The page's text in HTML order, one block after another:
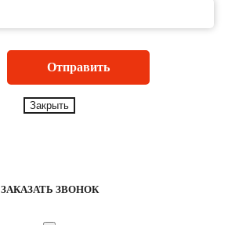
Закрыть
ЗАКАЗАТЬ ЗВОНОК